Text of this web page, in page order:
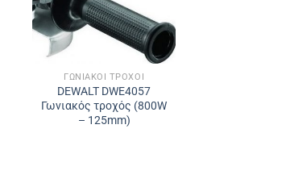
ΓΩΝΙΑΚΟΊ ΤΡΟΧΟΊ
DEWALT DWE4057
Γωνιακός τροχός (800W
– 125mm)